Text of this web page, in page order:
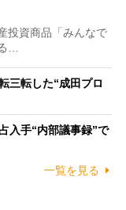
投資商品「みんなで
…
三転した“成田プロ
入手“内部議事録”で
一覧を見る